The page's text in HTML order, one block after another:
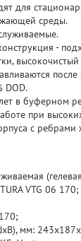
для
среды.
-
DOD.
в буферном
при
с ребрами
VTG 06 170;
мм: